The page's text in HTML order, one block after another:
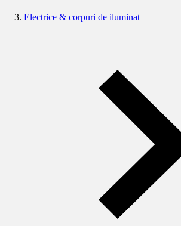
Electrice & corpuri de iluminat